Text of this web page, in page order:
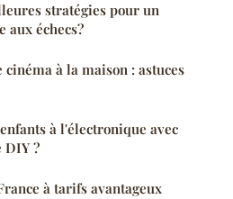
stratégies pour un
aux échecs?
à la maison : astuces
à l'électronique avec
DIY ?
à tarifs avantageux